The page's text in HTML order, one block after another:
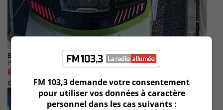
BROSSARD
Publié le 12 Décembre 2024 à 13h47
Reprise graduelle en cours : Arrêt de service
du REM causé par la météo
FM 103,3 demande votre consentement
pour utiliser vos données à caractère
personnel dans les cas suivants :